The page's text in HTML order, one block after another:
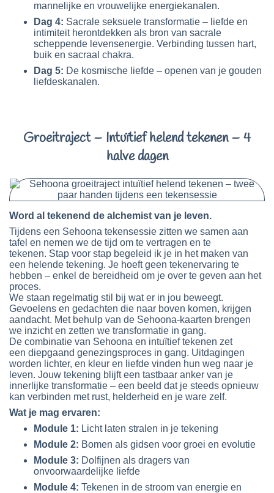
mannelijke en vrouwelijke energiekanalen.
Dag 4: Sacrale seksuele transformatie – liefde en
intimiteit herontdekken als bron van sacrale
scheppende levensenergie. Verbinding tussen hart,
buik en sacraal chakra.
Dag 5: De kosmische liefde – openen van je gouden
liefdeskanalen.
Groeitraject – Intuïtief helend tekenen – 4
halve dagen
Word al tekenend de alchemist van je leven.
Tijdens een Sehoona tekensessie zitten we samen aan
tafel en nemen we de tijd om te vertragen en te
tekenen. Stap voor stap begeleid ik je in het maken van
een helende tekening. Je hoeft geen tekenervaring te
hebben – enkel de bereidheid om je over te geven aan het
proces.
We staan regelmatig stil bij wat er in jou beweegt.
Gevoelens en gedachten die naar boven komen, krijgen
aandacht. Met behulp van de Sehoona-kaarten brengen
we inzicht en zetten we transformatie in gang.
De combinatie van Sehoona en intuïtief tekenen zet
een diepgaand genezingsproces in gang. Uitdagingen
worden lichter, en kleur en liefde vinden hun weg naar je
leven. Jouw tekening blijft een tastbaar anker van je
innerlijke transformatie – een beeld dat je steeds opnieuw
kan verbinden met rust, helderheid en je ware zelf.
Wat je mag ervaren:
Module 1: Licht laten stralen in je tekening
Module 2: Bomen als gidsen voor groei en evolutie
Module 3: Dolfijnen als dragers van
onvoorwaardelijke liefde
Module 4: Tekenen in de stroom van energie en